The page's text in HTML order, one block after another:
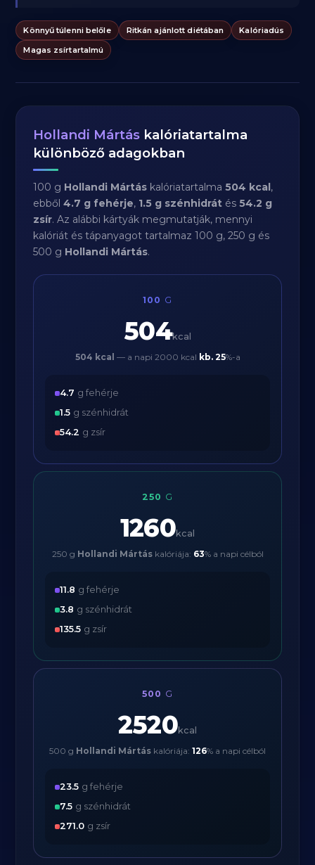
Könnyű túlenni belőle Ritkán ajánlott diétában
Kalóriadús
Magas zsírtartalmú
Hollandi Mártás kalóriatartalma
különböző adagokban
100 g Hollandi Mártás kalóriatartalma504 kcal,
ebből4.7 g fehérje, 1.5 g szénhidrát és54.2 g
zsír. Az alábbi kártyák megmutatják, mennyi
kalóriát és tápanyagot tartalmaz 100 g, 250 g és
500 g Hollandi Mártás.
100 G
504kcal
504 kcal — a napi 2000 kcal kb. 25%-a
4.7 g fehérje
1.5 g szénhidrát
54.2 g zsír
250 G
1260kcal
250 g Hollandi Mártáskalóriája: 63% a napi célból
11.8 g fehérje
3.8 g szénhidrát
135.5 g zsír
500 G
2520kcal
500 g Hollandi Mártás kalóriája: 126% a napi célból
23.5 g fehérje
7.5 g szénhidrát
271.0 g zsír